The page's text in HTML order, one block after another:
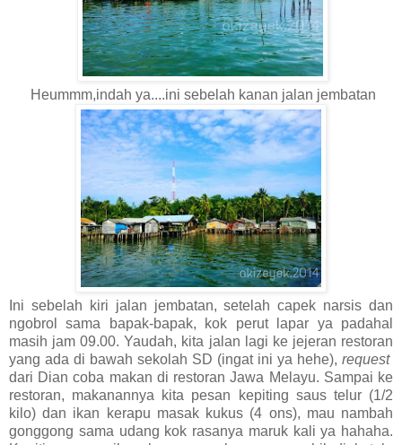
Heummm,indah ya....ini sebelah kanan jalan jembatan
Ini sebelah kiri jalan jembatan, setelah capek narsis dan
ngobrol sama bapak-bapak, kok perut lapar ya padahal
masih jam 09.00. Yaudah, kita jalan lagi ke jejeran restoran
yang ada di bawah sekolah SD (ingat ini ya hehe), request
dari Dian coba makan di restoran Jawa Melayu. Sampai ke
restoran, makanannya kita pesan kepiting saus telur (1/2
kilo) dan ikan kerapu masak kukus (4 ons), mau nambah
gonggong sama udang kok rasanya maruk kali ya hahaha.